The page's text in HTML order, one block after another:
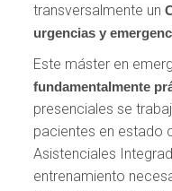
transversalmente un
urgencias y
Este máster en
fundamentalmente
presenciales se
pacientes en estado
Asistenciales
entrenamiento